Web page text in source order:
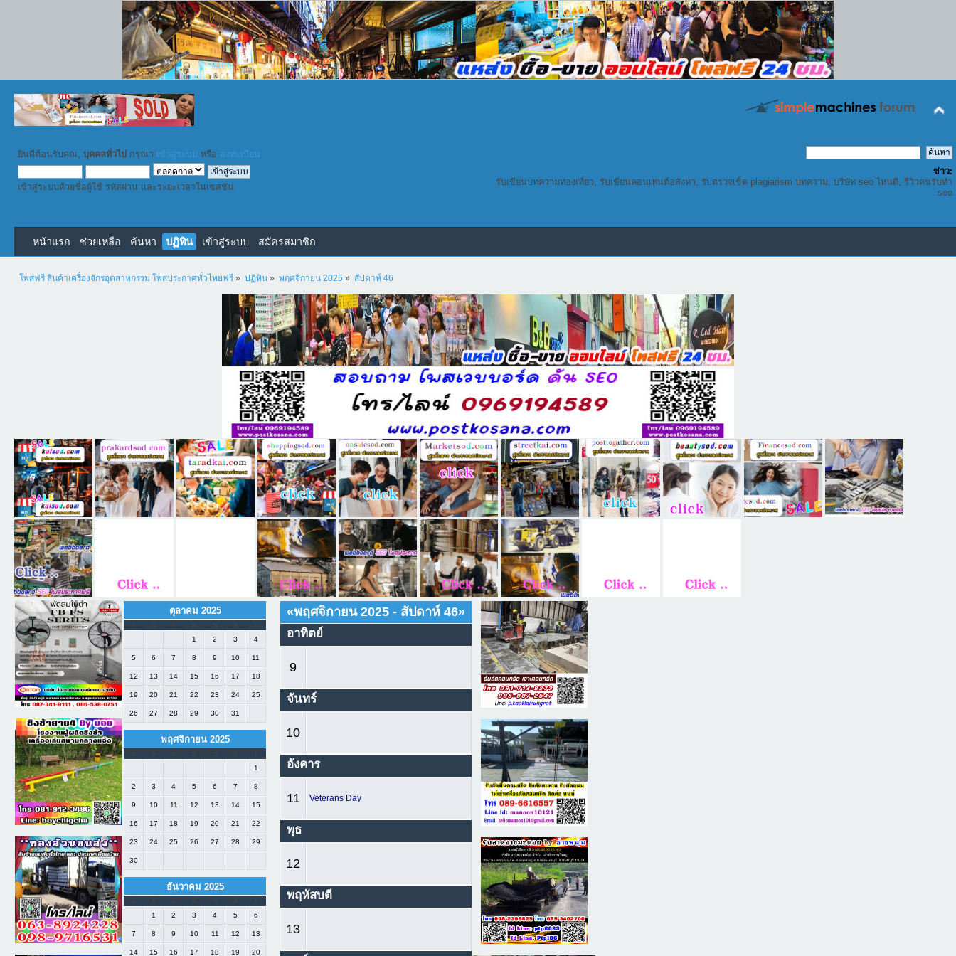
ยินดีต้อนรับคุณ, บุคคลทั่วไป กรุณา เข้าสู่ระบบ หรือ ลงทะเบียน
เข้าสู่ระบบด้วยชื่อผู้ใช้ รหัสผ่าน และระยะเวลาในเซสชั่น
ข่าว:
รับเขียนบทความท่องเที่ยว, รับเขียนคอนเทนต์อสังหา, รับตรวจเช็ค plagiarism บทความ, บริษัท seo ไหนดี, รีวิวคนรับทำ
seo
หน้าแรก ช่วยเหลือ ค้นหา ปฏิทิน เข้าสู่ระบบ สมัครสมาชิก
โพสฟรี สินค้าเครื่องจักรอุตสาหกรรม โพสประกาศทั่วไทยฟรี » ปฏิทิน » พฤศจิกายน 2025 » สัปดาห์ 46
ตุลาคม 2025
อ อ พ พ ศ
1
2 3 4
5 6 7 8 9 10 11
12 13 14 15 16 17 18
19 20 21 22 23 24 25
26 27 28 29 30 31
พฤศจิกายน 2025
ศ
1
2 3 4 5 6 7 8
9 10 11 12 13 14 15
16 17 18 19 20 21 22
23 24 25 26 27 28 29
30
ธันวาคม 2025
ศ
1
2 3 4 5 6
7 8 9 10 11 12 13
14 15 16 17 18 19 20
« »
พฤศจิกายน 2025 - สัปดาห์ 46
อาทิตย์
9
จันทร์
10
อังคาร
11 Veterans Day
พุธ
12
พฤหัสบดี
13